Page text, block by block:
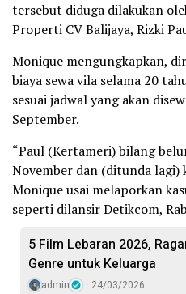
tersebut diduga dilakukan
Properti CV Balijaya, Rizki
Monique mengungkapkan,
biaya sewa vila selama 20
sesuai jadwal yang akan
September.
“Paul (Kertameri) bilang
November dan (ditunda lagi)
Monique usai melaporkan
seperti dilansir Detikcom,
5 Film Lebaran 2026,
Genre untuk Keluarga
admin 24/03/2026